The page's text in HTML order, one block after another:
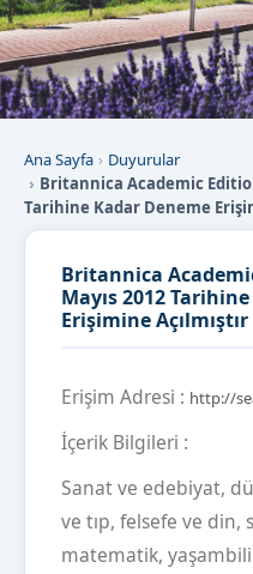
Ana Sayfa
Duyurular
Britannica Academic
Tarihine Kadar Deneme
Britannica
Mayıs 2012
Erişimine Açılmıştır
Erişim Adresi : http://
İçerik Bilgileri :
Sanat ve edebiyat,
ve tıp, felsefe ve din,
matematik,